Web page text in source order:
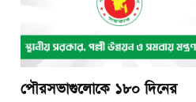
পৌরসভাগুলোকে ১৮০ দিনের